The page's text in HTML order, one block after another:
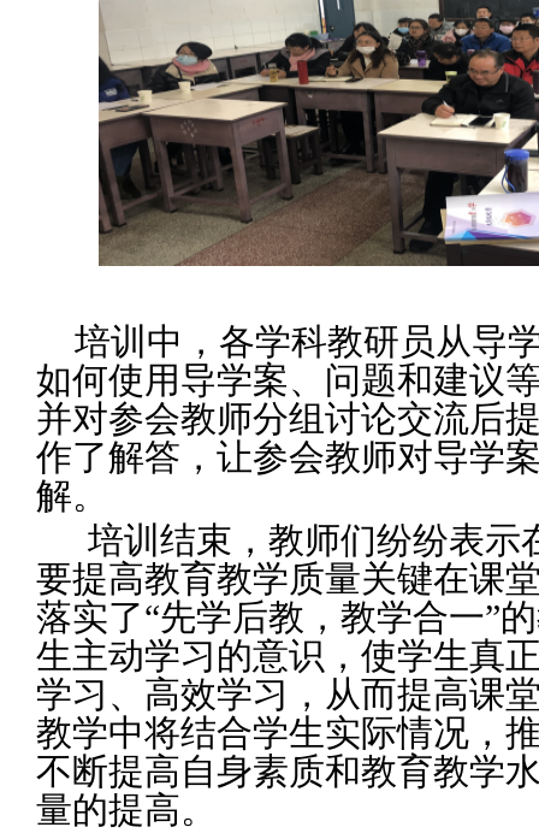
培训中 ，各学科教研员从导
如何使用导学案、问题和建议
并对参会教师分组讨论交流后
作了解答，让参会教师对导学
解。
培训结束，教师们纷纷表示
要提高教育教学质量关键在课
落实了“先学后教，教学合一”
生主动学习的意识，使学生真
学习、高效学习，从而提高课
教学中将结合学生实际情况，
不断提高自身素质和教育教学
量的提高。